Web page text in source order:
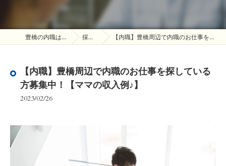
豊橋の内職は株式会社オオサワ 採用ブログ 【内職】豊橋周辺で内職のお仕事を探している方募集中！【ママの収入例♪】
【内職】豊橋周辺で内職のお仕事を探している
方募集中！【ママの収入例♪】
2023/02/26